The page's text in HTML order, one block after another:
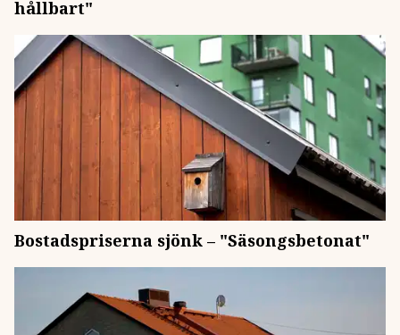
hållbart"
Bostadspriserna sjönk – "Säsongsbetonat"